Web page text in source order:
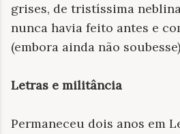
grises, de tristíssima
nunca havia feito antes e
(embora ainda não
Letras e militância
Permaneceu dois anos em